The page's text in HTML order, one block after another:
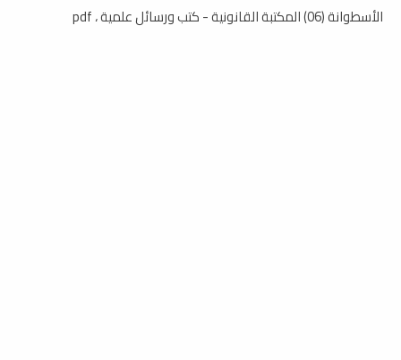
الأسطوانة (06) المكتبة القانونية - كتب ورسائل علمية ، pdf